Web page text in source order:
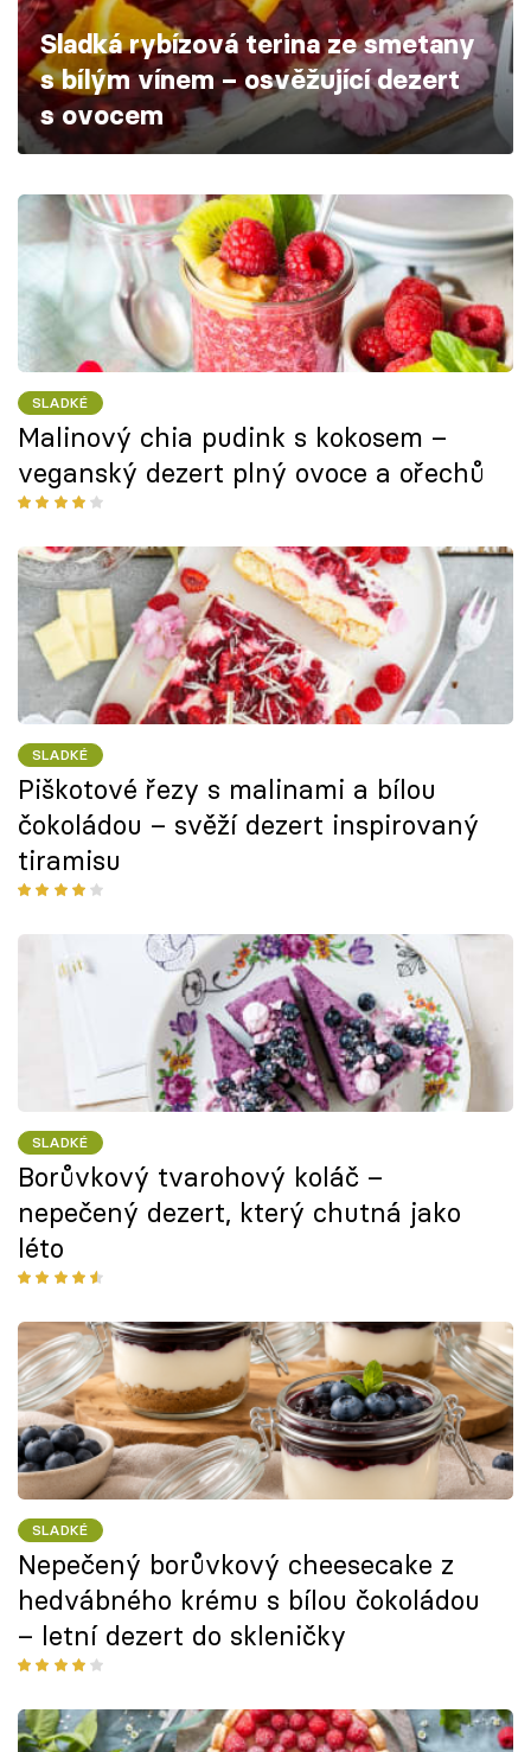
Škola vaření
Recepty z TV
Speciál: Cuketa
Těhotnej kuchař
Sledujte prima+
Přihlášení
Sledujte nás
Sladká rybízová terina ze smetany
s bílým vínem – osvěžující dezert
s ovocem
SLADKÉ
Malinový chia pudink s kokosem –
veganský dezert plný ovoce a ořechů
SLADKÉ
Piškotové řezy s malinami a bílou
čokoládou – svěží dezert inspirovaný
tiramisu
SLADKÉ
Borůvkový tvarohový koláč –
nepečený dezert, který chutná jako
léto
SLADKÉ
Nepečený borůvkový cheesecake z
hedvábného krému s bílou čokoládou
– letní dezert do skleničky